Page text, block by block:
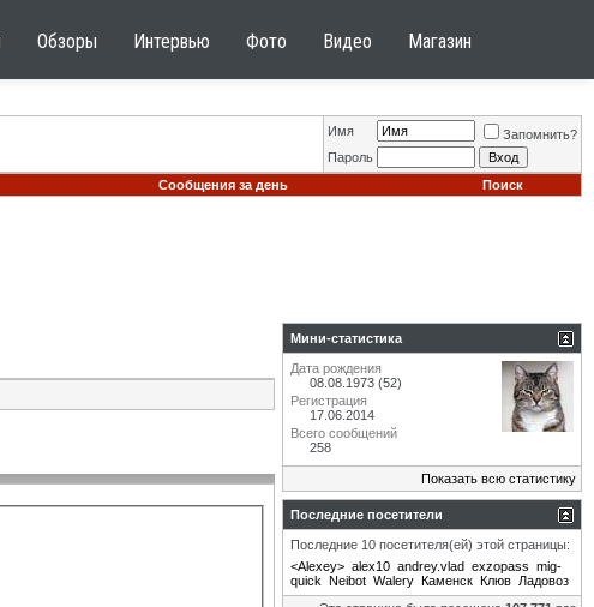
Обзоры Интервью Фото Видео Магазин
Имя
Запомнить?
Пароль
Сообщения за день Поиск
Мини-статистика
Дата рождения
08.08.1973 (52)
Регистрация
17.06.2014
Всего сообщений
258
Показать всю статистику
Последние посетители
Последние 10 посетителя(ей) этой страницы:
<Alexey> alex10 andrey.vlad exzopass mig-
quick Neibot Walery Каменск Клюв Ладовоз